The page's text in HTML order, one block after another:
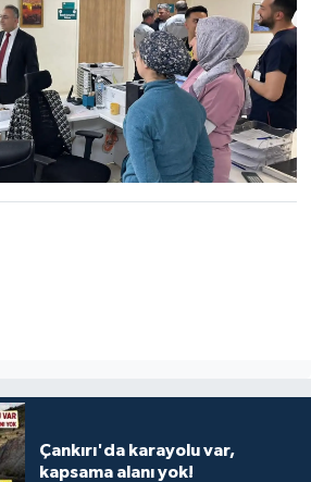
Çankırı'da karayolu var,
kapsama alanı yok!